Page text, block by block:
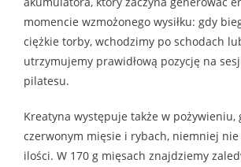
momencie wzmożonego wysiłku: gdy
ciężkie torby, wchodzimy po schodach
utrzymujemy prawidłową pozycję na
pilatesu.
Kreatyna występuje także w pożywieniu,
czerwonym mięsie i rybach, niemniej nie
ilości. W 170 g mięsach znajdziemy